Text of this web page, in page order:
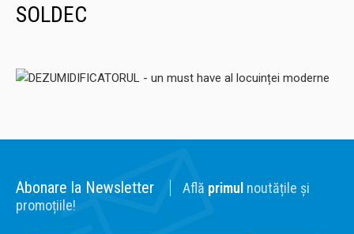
SOLDEC
DEZUMIDIFICATOR SOLDEC DEZUMIDIFICATOR WOODS
Abonare la Newsletter Află primul noutățile și
promoțiile!